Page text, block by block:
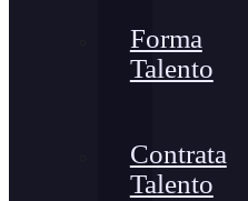
Forma
Talento
Contrata
Talento